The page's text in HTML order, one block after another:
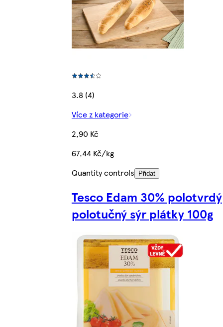
3.8 (4)
Více z kategorie
2,90 Kč
67,44 Kč/kg
Quantity controls
Přidat
Tesco Edam 30% polotvrdý
polotučný sýr plátky 100g